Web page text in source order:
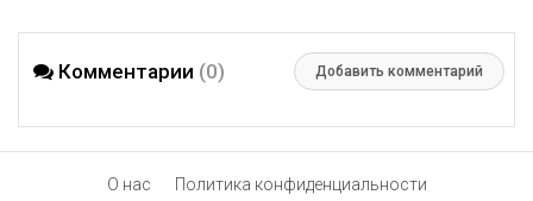
Комментарии (0) Добавить комментарий
О нас Политика конфиденциальности